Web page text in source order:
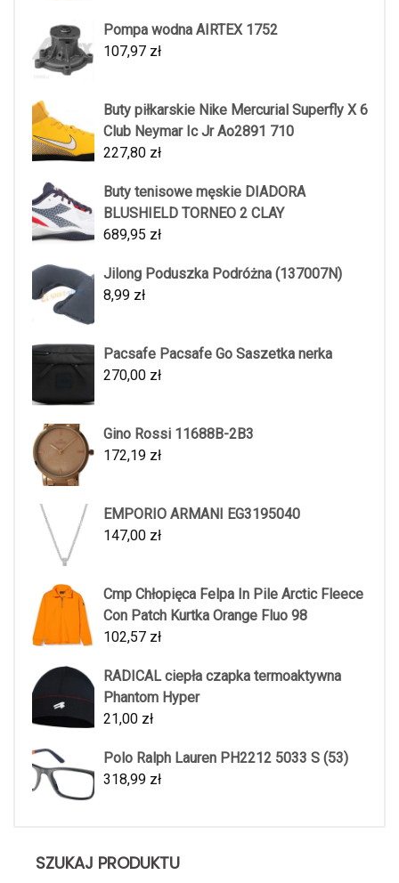
Pompa wodna AIRTEX 1752
107,97 zł
Buty piłkarskie Nike Mercurial Superfly X 6
Club Neymar Ic Jr Ao2891 710
227,80 zł
Buty tenisowe męskie DIADORA
BLUSHIELD TORNEO 2 CLAY
689,95 zł
Jilong Poduszka Podróżna (137007N)
8,99 zł
Pacsafe Pacsafe Go Saszetka nerka
270,00 zł
Gino Rossi 11688B-2B3
172,19 zł
EMPORIO ARMANI EG3195040
147,00 zł
Cmp Chłopięca Felpa In Pile Arctic Fleece
Con Patch Kurtka Orange Fluo 98
102,57 zł
RADICAL ciepła czapka termoaktywna
Phantom Hyper
21,00 zł
Polo Ralph Lauren PH2212 5033 S (53)
318,99 zł
SZUKAJ PRODUKTU